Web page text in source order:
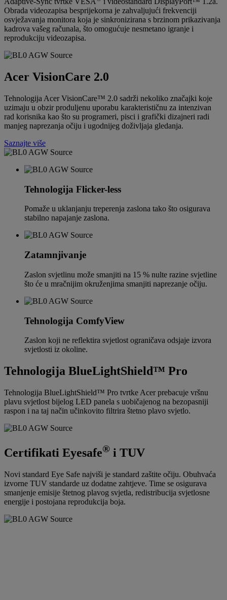
Obrada videozapisa besprijekorna je zahvaljujući frekvenciji
osvježavanja monitora koja je sinkronizirana s brzinom prikazivanja
kadrova vašeg računala, što omogućuje nesmetano igranje i
reprodukciju videozapisa.
Acer VisionCare 2.0
Tehnologija Acer VisionCare™ 2.0 sadrži nekoliko značajki koje
uzimaju u obzir produljenu uporabu karakterističnu za intenzivan
rad korisnika kao što su programeri, pisci i grafički dizajneri radi
manjeg naprezanja očiju i ugodnijeg doživljaja gledanja.
Saznajte više
Tehnologija Flicker-less
Pomaže u uklanjanju treperenja zaslona tako što osigurava
stabilno napajanje zaslona.
Zatamnjivanje
Zaslon svjetlinu može smanjiti na 15 % nulte razine svjetline
što će u mračnijim okruženjima smanjiti naprezanje očiju.
Tehnologija ComfyView
Zaslon koji ne reflektira svjetlost ograničava odsjaje izvora
svjetlosti iz okoline.
Tehnologija BlueLightShield™ Pro
Tehnologija BlueLightShield™ Pro tvrtke Acer prebacuje vršnu
plavu svjetlost bijelog LED panela s uobičajenog na bezopasniji
raspon i na taj način učinkovito filtrira štetno plavo svjetlo.
Certifikati Eyesafe® i TUV
Novi standard Eye Safe najviši je standard zaštite očiju. Obuhvaća
izvorne TUV standarde uz dodatne zahtjeve. Time se osigurava
smanjenje emisije štetnog plavog svjetla, redistribucija svjetlosne
energije i postojana reprodukcija boja.